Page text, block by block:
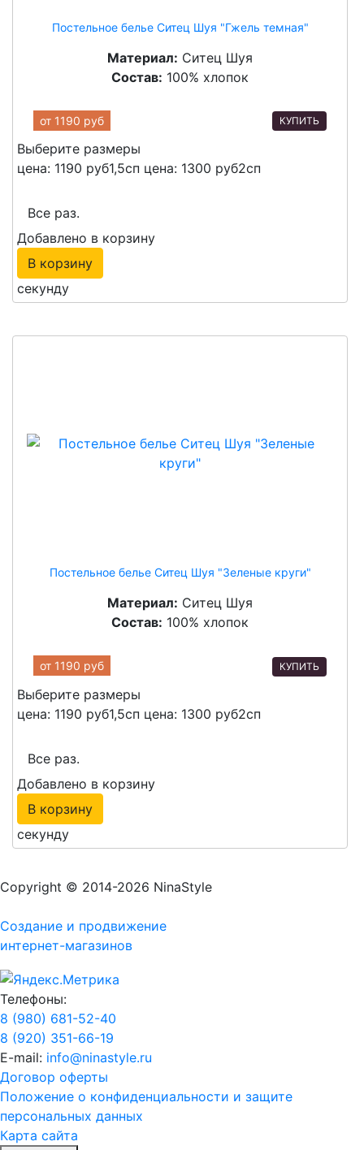
Постельное белье Ситец Шуя "Гжель темная"
Материал: Ситец Шуя
Состав: 100% хлопок
от 1190 руб КУПИТЬ
Выберите размеры
цена: 1190 руб1,5сп цена: 1300 руб2сп
Все раз.
Добавлено в корзину
В корзину
секунду
Постельное белье Ситец Шуя "Зеленые круги"
Материал: Ситец Шуя
Состав: 100% хлопок
от 1190 руб КУПИТЬ
Выберите размеры
цена: 1190 руб1,5сп цена: 1300 руб2сп
Все раз.
Добавлено в корзину
В корзину
секунду
Copyright © 2014-2026 NinaStyle
Создание и продвижение
интернет-магазинов
Телефоны:
8 (980) 681-52-40
8 (920) 351-66-19
E-mail: info@ninastyle.ru
Договор оферты
Положение о конфиденциальности и защите
персональных данных
Карта сайта